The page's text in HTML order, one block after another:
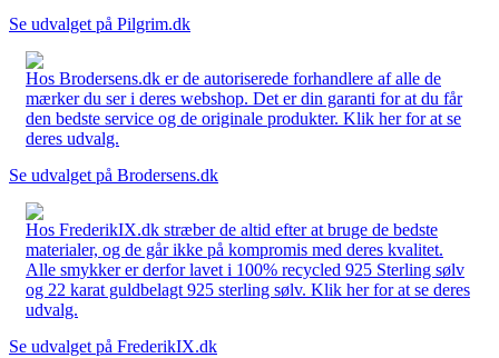
Se udvalget på Pilgrim.dk
Hos Brodersens.dk er de autoriserede forhandlere af alle de
mærker du ser i deres webshop. Det er din garanti for at du får
den bedste service og de originale produkter. Klik her for at se
deres udvalg.
Se udvalget på Brodersens.dk
Hos FrederikIX.dk stræber de altid efter at bruge de bedste
materialer, og de går ikke på kompromis med deres kvalitet.
Alle smykker er derfor lavet i 100% recycled 925 Sterling sølv
og 22 karat guldbelagt 925 sterling sølv. Klik her for at se deres
udvalg.
Se udvalget på FrederikIX.dk